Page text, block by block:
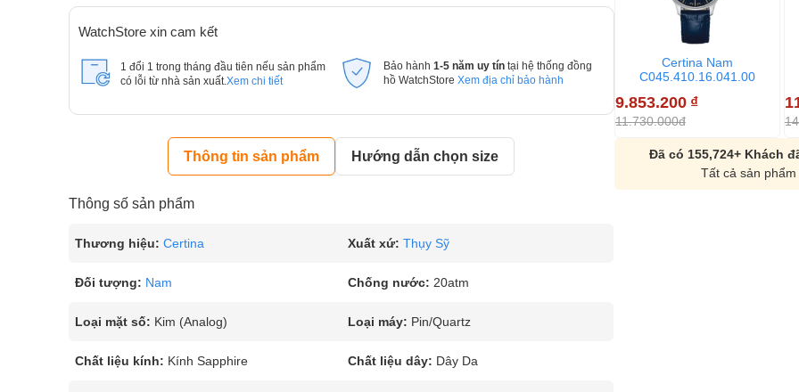
WatchStore xin cam kết
1 đổi 1 trong tháng đầu tiên nếu sản phẩm
có lỗi từ nhà sản xuất. Xem chi tiết
Bảo hành 1-5 năm uy tín tại hệ thống đồng
hồ WatchStore Xem địa chỉ bảo hành
Thông tin sản phẩm Hướng dẫn chọn size
Thông số sản phẩm
Thương hiệu: Certina Xuất xứ: Thụy Sỹ
Đối tượng: Nam Chống nước: 20atm
Loại mặt số: Kim (Analog) Loại máy: Pin/Quartz
Chất liệu kính: Kính Sapphire Chất liệu dây: Dây Da
Certina Nam
C045.410.16.041.00
9.853.200 ₫
11.730.000đ
Đã có 155,724+ Khách
Tất cả sản